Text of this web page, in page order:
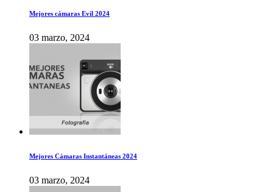
Mejores cámaras Evil 2024
03 marzo, 2024
Mejores Cámaras Instantáneas 2024
03 marzo, 2024